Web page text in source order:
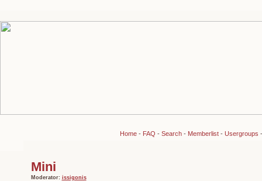
Home- FAQ - Search- Memberlist- Usergroups
Mini
Moderator: issigonis